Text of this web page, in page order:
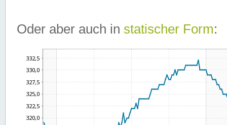
Oder aber auch in statischer Form: